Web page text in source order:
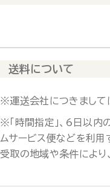
送料について
※運送会社につきまして
※「時間指定」、6日以内
ムサービス便などを利用
受取の地域や条件により